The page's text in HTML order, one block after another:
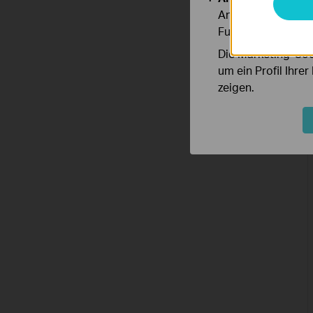
Analyse-Cookies
Funktionsweise
Die Marketing-
um ein Profil Ihrer
zeigen.